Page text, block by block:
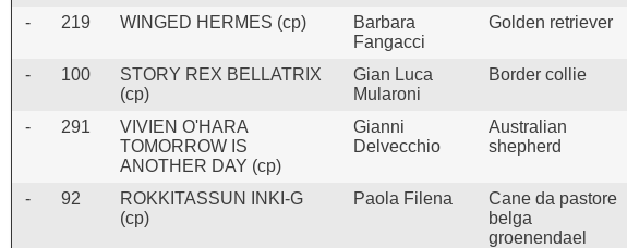
- 219 WINGED HERMES (cp)
Barbara
Fangacci
Golden retriever
- 100
STORY REX BELLATRIX
(cp)
Gian Luca
Mularoni
Border collie
- 291
VIVIEN O'HARA
TOMORROW IS
ANOTHER DAY (cp)
Gianni
Delvecchio
Australian
shepherd
- 92
ROKKITASSUN INKI-G
(cp)
Paola Filena
Cane da pastore
belga
groenendael